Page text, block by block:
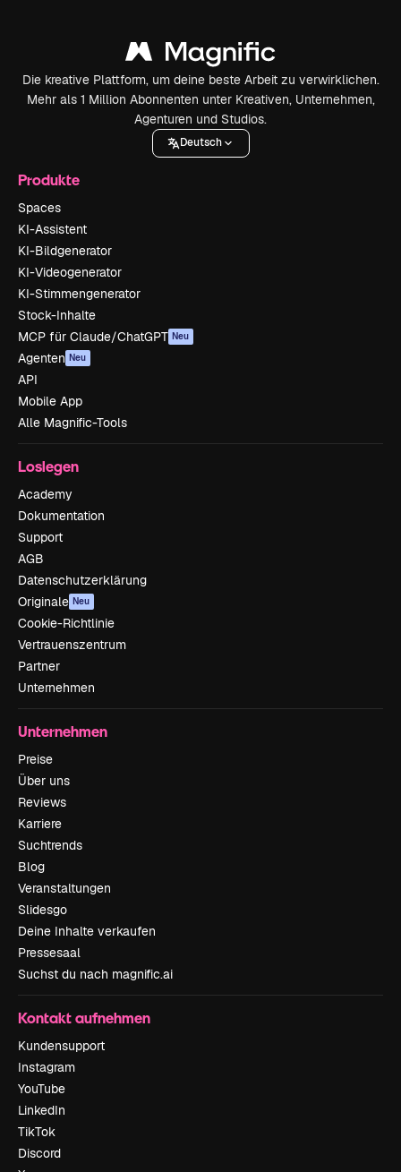
Die kreative Plattform, um deine beste Arbeit zu verwirklichen.
Mehr als 1 Million Abonnenten unter Kreativen, Unternehmen,
Agenturen und Studios.
Deutsch
Produkte
Spaces
KI-Assistent
KI-Bildgenerator
KI-Videogenerator
KI-Stimmengenerator
Stock-Inhalte
MCP für Claude/ChatGPT Neu
Agenten Neu
API
Mobile App
Alle Magnific-Tools
Loslegen
Academy
Dokumentation
Support
AGB
Datenschutzerklärung
Originale Neu
Cookie-Richtlinie
Vertrauenszentrum
Partner
Unternehmen
Unternehmen
Preise
Über uns
Reviews
Karriere
Suchtrends
Blog
Veranstaltungen
Slidesgo
Deine Inhalte verkaufen
Pressesaal
Suchst du nach magnific.ai
Kontakt aufnehmen
Kundensupport
Instagram
YouTube
LinkedIn
TikTok
Discord